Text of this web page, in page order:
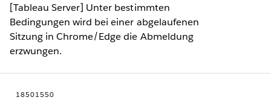
[Tableau Server] Unter bestimmten
Bedingungen wird bei einer abgelaufenen
Sitzung in Chrome/Edge die Abmeldung
erzwungen.
18501550